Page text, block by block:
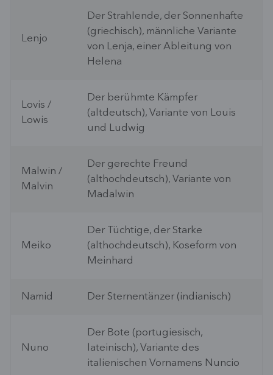
Lenjo
Der Strahlende, der Sonnenhafte
(griechisch), männliche Variante
von Lenja, einer Ableitung von
Helena
Lovis /
Lowis
Der berühmte Kämpfer
(altdeutsch), Variante von Louis
und Ludwig
Malwin /
Malvin
Der gerechte Freund
(althochdeutsch), Variante von
Madalwin
Meiko
Der Tüchtige, der Starke
(althochdeutsch), Koseform von
Meinhard
Namid Der Sternentänzer (indianisch)
Nuno
Der Bote (portugiesisch,
lateinisch), Variante des
italienischen Vornamens Nuncio